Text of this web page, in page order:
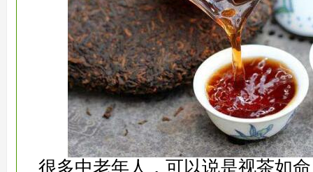
很多中老年人，可以说是视茶如